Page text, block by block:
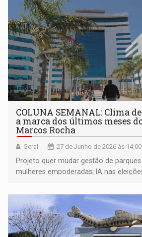
COLUNA SEMANAL: Clima
a marca dos últimos meses
Marcos Rocha
Geral 27 de Junho de 2026 às 14:00
Projeto quer mudar gestão de
mulheres empoderadas; IA nas